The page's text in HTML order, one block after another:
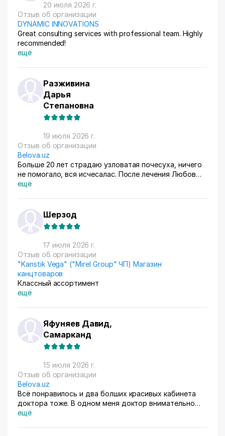
20 июля 2026 г.
Отзыв об организации
DYNAMIC INNOVATIONS
Great consulting services with professional team. Highly
recommended!
ещё
Разживина
Дарья
Степановна
19 июля 2026 г.
Отзыв об организации
Belova.uz
Больше 20 лет страдаю узловатая почесуха, ничего
не помогало, вся исчесалас. После лечения Любов
Владимировны 90% болячек ушло, сейчас
ещё
Шерзод
17 июля 2026 г.
Отзыв об организации
"Kanstik Vega" ("Mirel Group" ЧП) Магазин
канцтоваров
Классный ассортимент
ещё
Яфуняев Давид,
Самарканд
15 июля 2026 г.
Отзыв об организации
Belova.uz
Всё понравилось и два болших красивых кабинета
доктора тоже. В одном меня доктор внимательно
осмотрела. Там на стенах висят в рамках документы,
ещё